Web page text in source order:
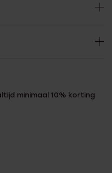
minimaal 10% korting